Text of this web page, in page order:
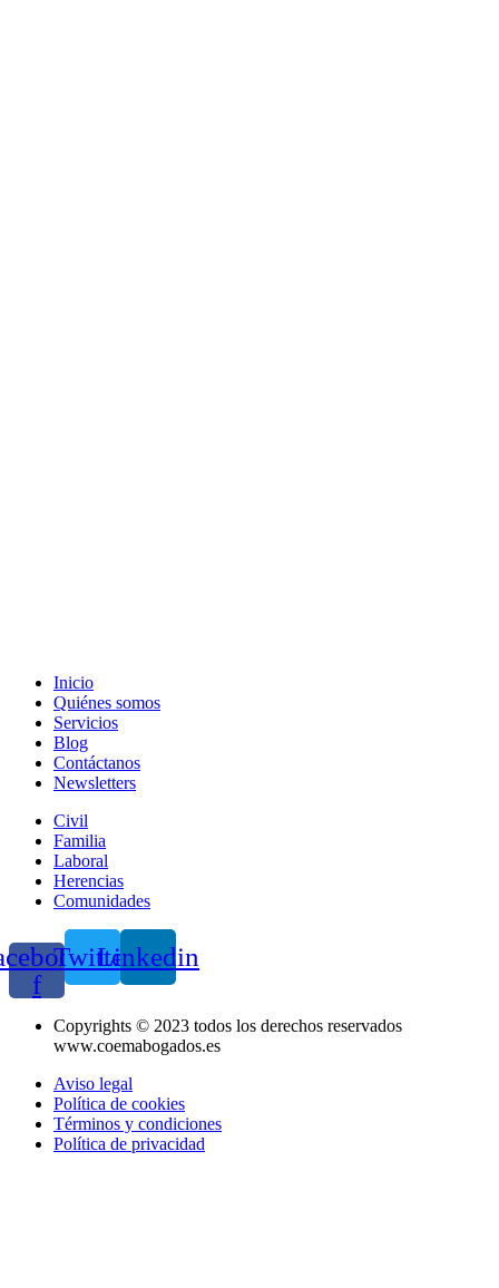
Inicio
Quiénes somos
Servicios
Blog
Contáctanos
Newsletters
Civil
Familia
Laboral
Herencias
Comunidades
f
TwitterLinkedin
Copyrights © 2023 todos los derechos reservados
www.coemabogados.es
Aviso legal
Política de cookies
Términos y condiciones
Política de privacidad